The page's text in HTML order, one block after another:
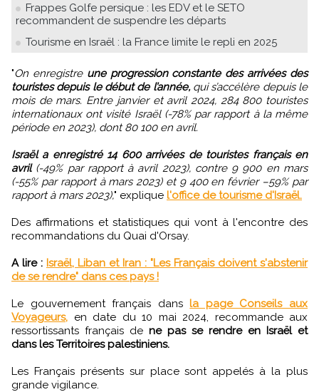
Frappes Golfe persique : les EDV et le SETO
recommandent de suspendre les départs
Tourisme en Israël : la France limite le repli en 2025
" On enregistre une progression constante des arrivées des
touristes depuis le début de l’année,qui s’accélère depuis le
mois de mars. Entre janvier et avril 2024, 284 800 touristes
internationaux ont visité Israël (-78% par rapport à la même
période en 2023), dont 80 100 en avril.
Israël a enregistré 14 600 arrivées de touristes français en
avril (-49% par rapport à avril 2023), contre 9 900 en mars
(-55% par rapport à mars 2023) et 9 400 en février –59% par
rapport à mars 2023)," explique l'office de tourisme d'Israël.
Des affirmations et statistiques qui vont à l'encontre des
recommandations du Quai d'Orsay.
A lire : Israël, Liban et Iran : "Les Français doivent s'abstenir
de se rendre" dans ces pays !
Le gouvernement français dansla page Conseils aux
Voyageurs, en date du 10 mai 2024, recommande aux
ressortissants français de ne pas se rendre en Israël et
dans les Territoires palestiniens.
Les Français présents sur place sont appelés à la plus
grande vigilance.